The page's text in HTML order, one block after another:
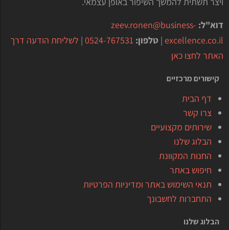
דוא"ל: zeev.ronen@business-
excellence.co.il
| טלפון: 0524-767531
| לשליחת הודעה דרך
האתר לחצו כאן
קישורים מרכזיים
דף הבית
צרו קשר
שירותים מקצועיים
הבלוג שלנו
החנות המקוונת
חיפוש באתר
תנאי השימוש באתר ומדיניות הפרטיות
התחברות לחשבונך
הבלוג שלנו